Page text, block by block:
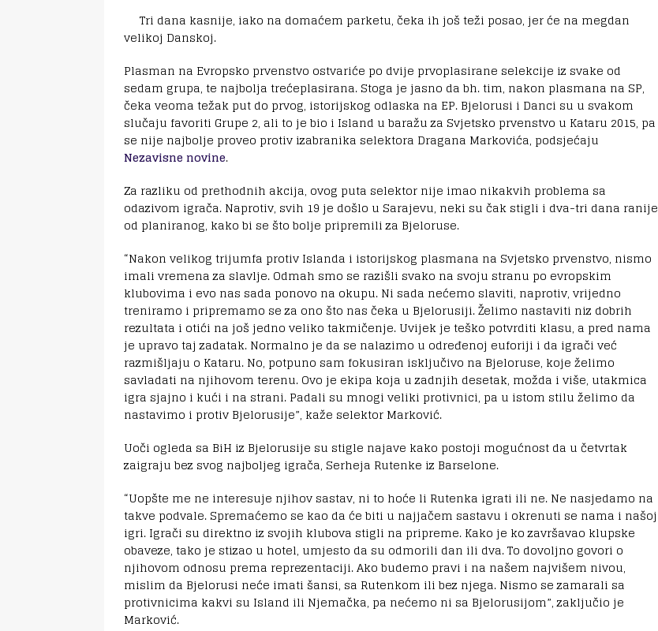
Tri dana kasnije, iako na domaćem parketu, čeka ih još teži posao, jer će na megdan
velikoj Danskoj.
Plasman na Evropsko prvenstvo ostvariće po dvije prvoplasirane selekcije iz svake od
sedam grupa, te najbolja trećeplasirana. Stoga je jasno da bh. tim, nakon plasmana na SP,
čeka veoma težak put do prvog, istorijskog odlaska na EP. Bjelorusi i Danci su u svakom
slučaju favoriti Grupe 2, ali to je bio i Island u baražu za Svjetsko prvenstvo u Kataru 2015, pa
se nije najbolje proveo protiv izabranika selektora Dragana Markovića, podsjećaju
Nezavisne novine.
Za razliku od prethodnih akcija, ovog puta selektor nije imao nikakvih problema sa
odazivom igrača. Naprotiv, svih 19 je došlo u Sarajevu, neki su čak stigli i dva-tri dana ranije
od planiranog, kako bi se što bolje pripremili za Bjeloruse.
“Nakon velikog trijumfa protiv Islanda i istorijskog plasmana na Svjetsko prvenstvo, nismo
imali vremena za slavlje. Odmah smo se razišli svako na svoju stranu po evropskim
klubovima i evo nas sada ponovo na okupu. Ni sada nećemo slaviti, naprotiv, vrijedno
treniramo i pripremamo se za ono što nas čeka u Bjelorusiji. Želimo nastaviti niz dobrih
rezultata i otići na još jedno veliko takmičenje. Uvijek je teško potvrditi klasu, a pred nama
je upravo taj zadatak. Normalno je da se nalazimo u određenoj euforiji i da igrači već
razmišljaju o Kataru. No, potpuno sam fokusiran isključivo na Bjeloruse, koje želimo
savladati na njihovom terenu. Ovo je ekipa koja u zadnjih desetak, možda i više, utakmica
igra sjajno i kući i na strani. Padali su mnogi veliki protivnici, pa u istom stilu želimo da
nastavimo i protiv Bjelorusije”, kaže selektor Marković.
Uoči ogleda sa BiH iz Bjelorusije su stigle najave kako postoji mogućnost da u četvrtak
zaigraju bez svog najboljeg igrača, Serheja Rutenke iz Barselone.
“Uopšte me ne interesuje njihov sastav, ni to hoće li Rutenka igrati ili ne. Ne nasjedamo na
takve podvale. Spremaćemo se kao da će biti u najjačem sastavu i okrenuti se nama i našoj
igri. Igrači su direktno iz svojih klubova stigli na pripreme. Kako je ko završavao klupske
obaveze, tako je stizao u hotel, umjesto da su odmorili dan ili dva. To dovoljno govori o
njihovom odnosu prema reprezentaciji. Ako budemo pravi i na našem najvišem nivou,
mislim da Bjelorusi neće imati šansi, sa Rutenkom ili bez njega. Nismo se zamarali sa
protivnicima kakvi su Island ili Njemačka, pa nećemo ni sa Bjelorusijom”, zaključio je
Marković.